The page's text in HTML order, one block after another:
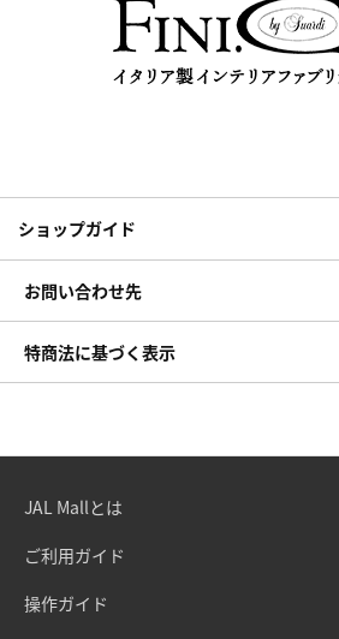
ショップガイド
お問い合わせ先
特商法に基づく表示
JAL Mallとは
ご利用ガイド
操作ガイド